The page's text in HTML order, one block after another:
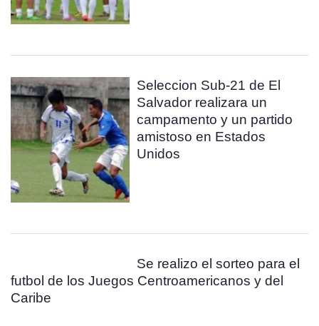
Seleccion Sub-21 de El
Salvador realizara un
campamento y un partido
amistoso en Estados
Unidos
Se realizo el sorteo para el
futbol de los Juegos Centroamericanos y del
Caribe